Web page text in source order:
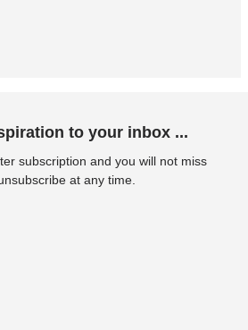
to your inbox ...
subscription and you will not miss
at any time.